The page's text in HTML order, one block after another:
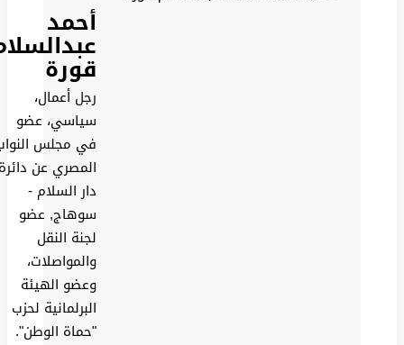
أحمد
عبدالسلام
قورة
رجل أعمال،
سياسي، عضو
في مجلس النواب
المصري عن دائرة
دار السلام -
سوهاج, عضو
لجنة النقل
والمواصلات،
وعضو الهيئة
البرلمانية لحزب
"حماة الوطن".